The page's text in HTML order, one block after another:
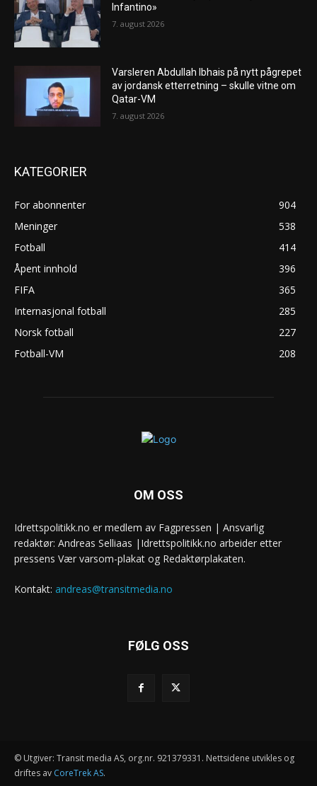
Infantino»
7. august 2026
Varsleren Abdullah Ibhais på nytt pågrepet
av jordansk etterretning – skulle vitne om
Qatar-VM
7. august 2026
KATEGORIER
For abonnenter
904
Meninger
538
Fotball
414
Åpent innhold
396
FIFA
365
Internasjonal fotball
285
Norsk fotball
227
Fotball-VM
208
OM OSS
Idrettspolitikk.no er medlem av Fagpressen | Ansvarlig
redaktør: Andreas Selliaas |Idrettspolitikk.no arbeider etter
pressens Vær varsom-plakat og Redaktørplakaten.
Kontakt: andreas@transitmedia.no
FØLG OSS
© Utgiver: Transit media AS, org.nr. 921379331. Nettsidene utvikles og
driftes av CoreTrek AS.